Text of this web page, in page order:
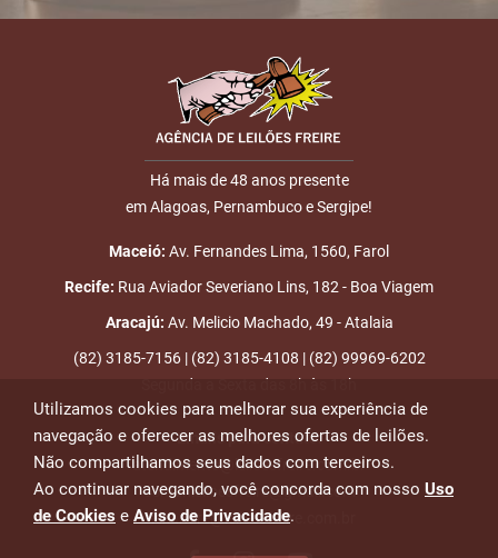
Usuário:
SUCATAPATOENSE
LANCE ON-
LINE
LOTE 039
Usuário: SUCATAGO
01:32:51
LANCE ON-
LINE
Usuário:
ESPECIALSOSUCATAS
07/08
14:49:59
LANCE ON-
LINE
LOTE 039
Usuário: DICA
7
07/08
14:59:41
LANCE ON-
LINE
LOTE 039
Usuário:
SUCATOVALENA
8
07/08
LANCE ON-
LOTE 039
Nome
Há mais de 48 anos presente
em Alagoas, Pernambuco e Sergipe!
Maceió: Av. Fernandes Lima, 1560, Farol
Recife: Rua Aviador Severiano Lins, 182 - Boa Viagem
Aracajú: Av. Melicio Machado, 49 - Atalaia
(82) 3185-7156 | (82) 3185-4108 | (82) 99969-6202
Segunda a Sexta das 8h às 18h
Emails para contato:
atendimento@leiloesfreire.com.br
osmanleiloesfreire@gmail.com
alexandre@leiloesfreire.com.br
Utilizamos cookies para melhorar sua experiência de
navegação e oferecer as melhores ofertas de leilões.
Não compartilhamos seus dados com terceiros.
Ao continuar navegando, você concorda com nosso Uso
de Cookies e Aviso de Privacidade.